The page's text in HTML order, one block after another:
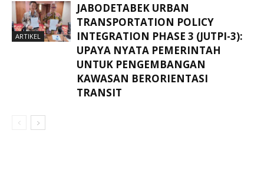
ARTIKEL
JABODETABEK URBAN
TRANSPORTATION POLICY
INTEGRATION PHASE 3 (JUTPI-3):
UPAYA NYATA PEMERINTAH
UNTUK PENGEMBANGAN
KAWASAN BERORIENTASI
TRANSIT